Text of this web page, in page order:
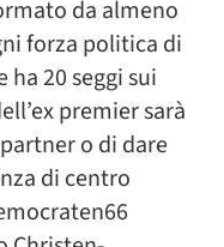
da almeno
forza politica di
20 seggi sui
premier sarà
o di dare
di centro